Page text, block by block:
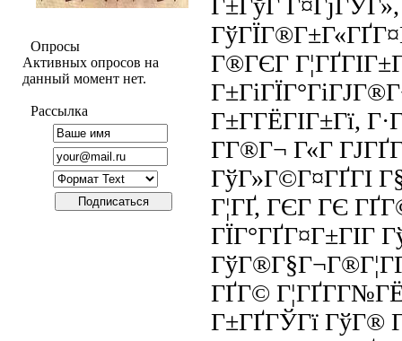
Опросы
Активных опросов на
данный момент нет.
Рассылка
Г±ГўГ
Г®ГЄГ
Г±Г­ГЁГІГ±Гї,
Г­Г®Г¬ Г«Г
ГўГ»Г©Г¤ГҐГІ
Г¦ГҐ, ГЄГ ГЄ
ГЇГ°ГҐГ¤Г±ГІГ
ГҐГ©
Г±ГҐГЎГї ГўГ®